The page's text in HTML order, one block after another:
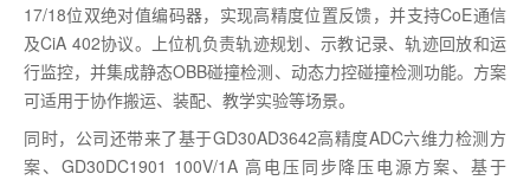
17/18位双绝对值编码器，实现高精度位置反馈，并支持CoE通信
及CiA 402协议。上位机负责轨迹规划、示教记录、轨迹回放和运
行监控，并集成静态OBB碰撞检测、动态力控碰撞检测功能。方案
可适用于协作搬运、装配、教学实验等场景。
同时，公司还带来了基于GD30AD3642高精度ADC六维力检测方
案、GD30DC1901 100V/1A 高电压同步降压电源方案、基于